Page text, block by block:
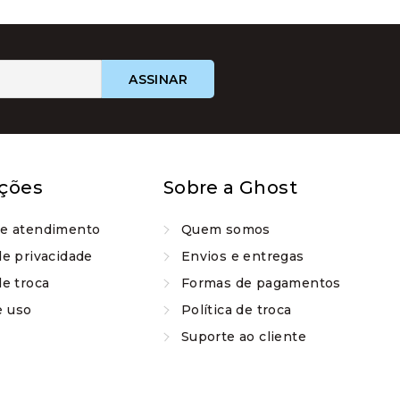
produto
atendimento
privacidade
troca
uso
Sobre a Ghost
Quem somos
Envios e entregas
Formas de pagamentos
Política de troca
Suporte ao cliente